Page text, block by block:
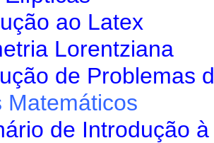
ao Latex
Lorentziana
de Problemas
Matemáticos
de Introdução